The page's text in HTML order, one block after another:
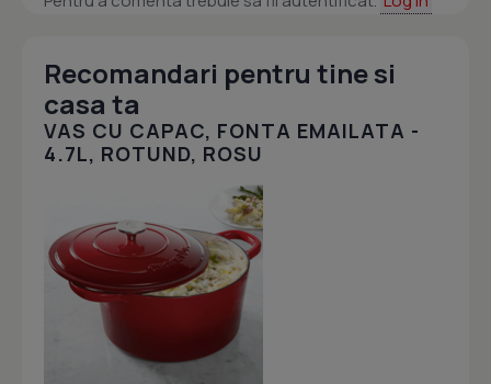
Recomandari pentru tine si
casa ta
VAS CU CAPAC, FONTA EMAILATA -
4.7L, ROTUND, ROSU